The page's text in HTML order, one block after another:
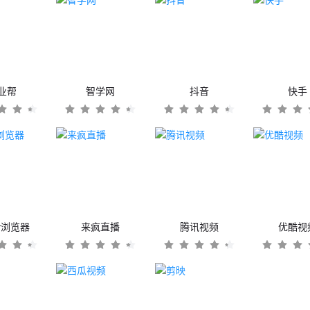
帮 智学网 抖音 快手
览器 来疯直播 腾讯视频 优酷视